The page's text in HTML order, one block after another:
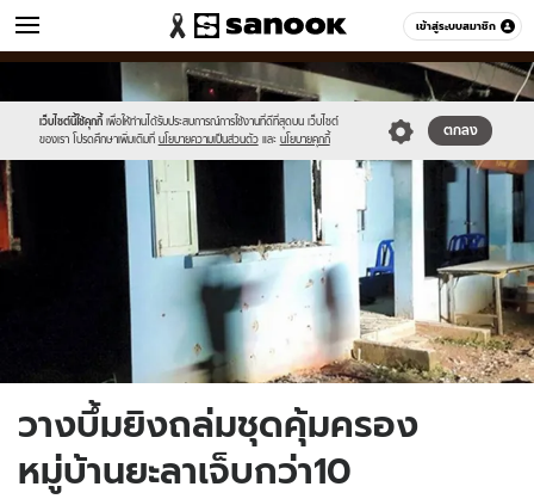
เข้าสู่ระบบสมาชิก
ข่าว หมวดอื่นๆ
เว็บไซต์นี้ใช้คุกกี้ เพื่อให้ท่านได้รับประสบการณ์การใช้งานที่ดีที่สุดบน เว็บไซต์
ของเรา โปรดศึกษาเพิ่มเติมที่ นโยบายความเป็นส่วนตัว และ นโยบายคุกกี้
ตกลง
//s.isanook.com/sr/0/images/logo-
new-
sanook.png
//s.isanook.com/ns/0/ud/367/1839458/635744-
01.jpg
วางบึ้มยิงถล่มชุดคุ้มครอง
หมู่บ้านยะลาเจ็บกว่า10